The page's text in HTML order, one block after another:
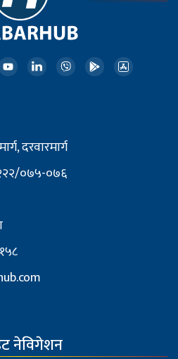
दरवारमार्ग
०७५-०७६
नेविगेशन